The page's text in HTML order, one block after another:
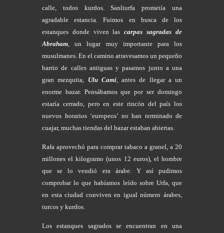
calle, todos kurdos. Sanliurfa prometía una
agradable estancia. Fuimos en busca de los
estanques donde viven las carpas sagradas de
Abraham , un lugar muy importante para los
musulmanes. En el camino atravesamos un pequeño
barrio de calles antiguas y pasamos junto a una
gran mezquita, Ulu Cami, antes de llegar a un
enorme bazar. Pensábamos que por ser domingo
estaría cerrado, pero en este rincón del país los
nuevos horarios ‘europeos’ no han terminado de
cuajar, muchas tiendas del bazar estaban abiertas.
Rafa aprovechó para comprar tabaco a granel, a 20
millones el kilogramo (unos 12 euros), el hombre
que se lo vendió era árabe. Y así pudimos
comprobar lo que habíamos leído sobre Urfa, que
en esta ciudad conviven en igual número árabes,
turcos y kurdos.
Los estanques sagrados se encuentran en una